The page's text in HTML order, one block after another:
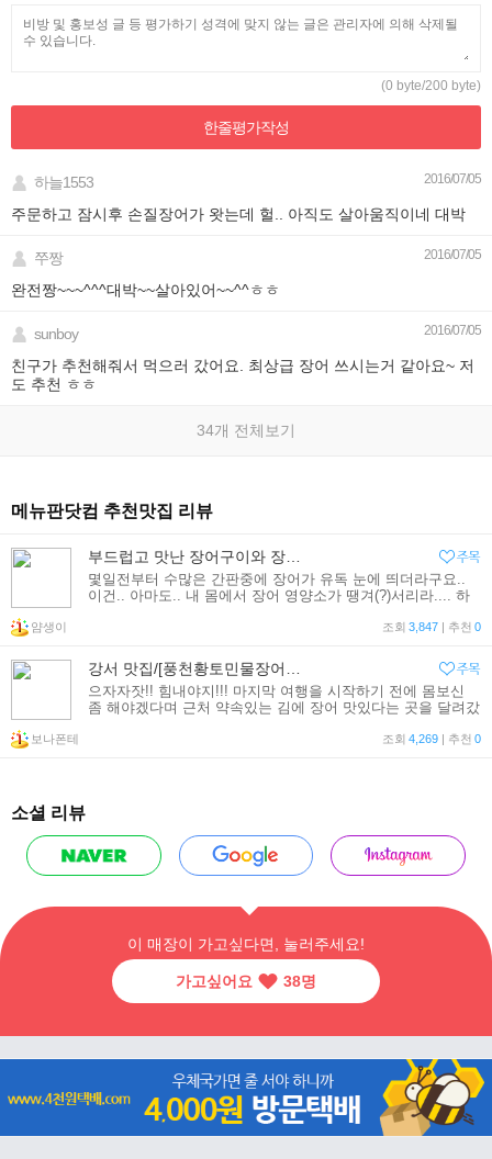
(0 byte/200 byte)
한줄평가작성
하늘1553 2016/07/05
주문하고 잠시후 손질장어가 왓는데 헐.. 아직도 살아움직이네 대박
쭈짱 2016/07/05
완전짱~~~^^^대박~~살아있어~~^^ㅎㅎ
sunboy 2016/07/05
친구가 추천해줘서 먹으러 갔어요. 최상급 장어 쓰시는거 같아요~ 저
도 추천 ㅎㅎ
34개 전체보기
메뉴판닷컴 추천맛집 리뷰
몇일전부터 수많은 간판중에 장어가 유독 눈에 띄더라구요..
이건.. 아마도.. 내 몸에서 장어 영양소가 땡겨(?)서리라.... 하
얌생이 조회 3,847 | 추천 0
으자자잣!! 힘내야지!!! 마지막 여행을 시작하기 전에 몸보신
좀 해야겠다며 근처 약속있는 김에 장어 맛있다는 곳을 달려갔
보나폰테 조회 4,269 | 추천 0
소셜 리뷰
이 매장이 가고싶다면, 눌러주세요!
가고싶어요 38명